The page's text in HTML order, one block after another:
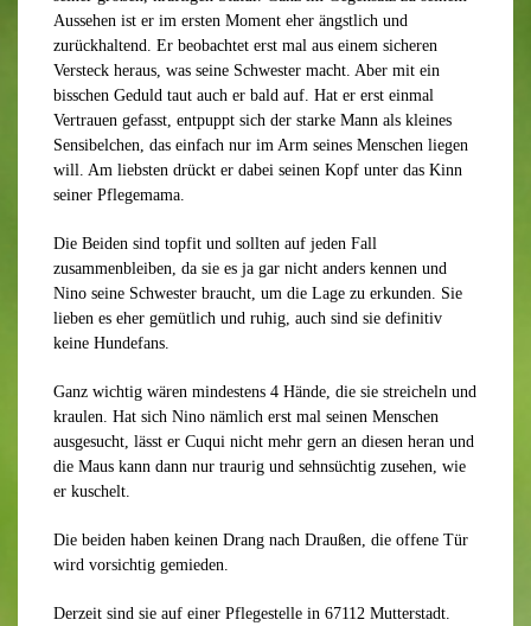
Aussehen ist er im ersten Moment eher ängstlich und
zurückhaltend. Er beobachtet erst mal aus einem sicheren
Versteck heraus, was seine Schwester macht. Aber mit ein
bisschen Geduld taut auch er bald auf. Hat er erst einmal
Vertrauen gefasst, entpuppt sich der starke Mann als kleines
Sensibelchen, das einfach nur im Arm seines Menschen liegen
will. Am liebsten drückt er dabei seinen Kopf unter das Kinn
seiner Pflegemama.
Die Beiden sind topfit und sollten auf jeden Fall
zusammenbleiben, da sie es ja gar nicht anders kennen und
Nino seine Schwester braucht, um die Lage zu erkunden. Sie
lieben es eher gemütlich und ruhig, auch sind sie definitiv
keine Hundefans.
Ganz wichtig wären mindestens 4 Hände, die sie streicheln und
kraulen. Hat sich Nino nämlich erst mal seinen Menschen
ausgesucht, lässt er Cuqui nicht mehr gern an diesen heran und
die Maus kann dann nur traurig und sehnsüchtig zusehen, wie
er kuschelt.
Die beiden haben keinen Drang nach Draußen, die offene Tür
wird vorsichtig gemieden.
Derzeit sind sie auf einer Pflegestelle in 67112 Mutterstadt.